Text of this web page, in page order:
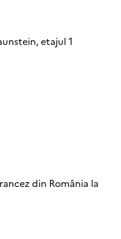
etajul 1
din România la